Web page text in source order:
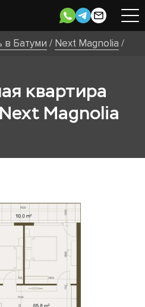
в Батуми / Next Magnolia /
квартира
Magnolia